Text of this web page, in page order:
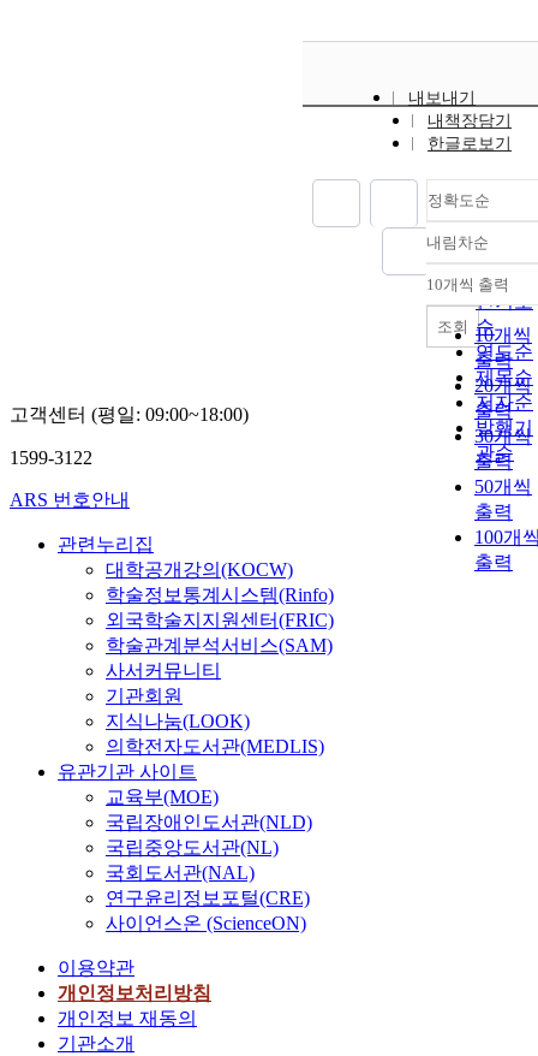
내보내기
내책장담기
한글로보기
정확도순
정확도
순
인기도
순
연도순
제목순
저자순
발행기
관순
내림차순
내림차
10개씩 출력
10개씩
출력
20개씩
출력
30개씩
출력
50개씩
출력
100개
출력
조회
고객센터 (평일: 09:00~18:00)
1599-3122
ARS 번호안내
관련누리집
대학공개강의(KOCW)
학술정보통계시스템(Rinfo)
외국학술지지원센터(FRIC)
학술관계분석서비스(SAM)
사서커뮤니티
기관회원
지식나눔(LOOK)
의학전자도서관(MEDLIS)
유관기관 사이트
교육부(MOE)
국립장애인도서관(NLD)
국립중앙도서관(NL)
국회도서관(NAL)
연구윤리정보포털(CRE)
사이언스온 (ScienceON)
이용약관
개인정보처리방침
개인정보 재동의
기관소개